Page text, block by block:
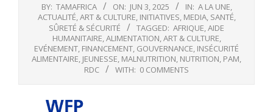
BY: TAMAFRICA ON: JUN 3, 2025 IN: A LA UNE,
ACTUALITÉ,ART & CULTURE, INITIATIVES, MEDIA, SANTÉ,
SÛRETÉ & SÉCURITÉ
TAGGED: AFRIQUE,AIDE
HUMANITAIRE,ALIMENTATION,ART & CULTURE,
EVÉNEMENT, FINANCEMENT, GOUVERNANCE, INSÉCURITÉ
ALIMENTAIRE, JEUNESSE, MALNUTRITION, NUTRITION, PAM,
RDC
WITH: 0 COMMENTS